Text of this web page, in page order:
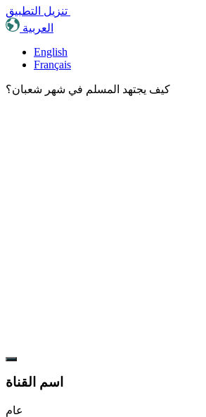
العربية
English
Français
كيف يجتهد المسلم في شهر شعبان؟
اسم القناة
عام